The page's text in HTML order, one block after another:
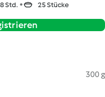
Std. 25 Stücke
300 g